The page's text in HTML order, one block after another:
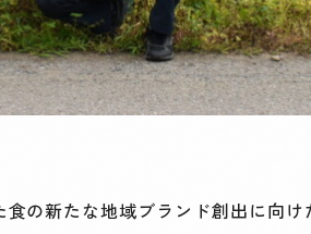
の新たな地域ブランド創出に向け